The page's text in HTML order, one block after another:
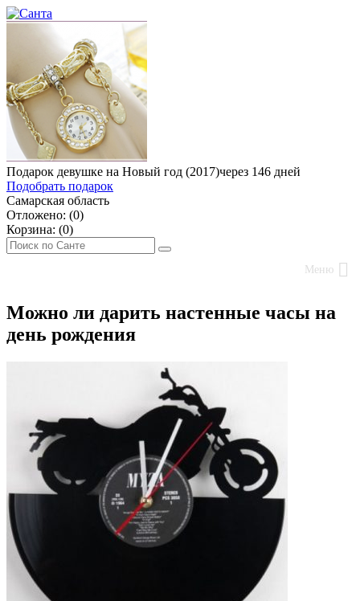
Подарок девушке на Новый год (2017)через 146 дней
Подобрать подарок
Самарская область
Отложено: (0)
Корзина: (0)
Меню
Можно ли дарить настенные часы на
день рождения